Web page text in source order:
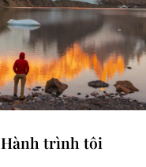
Hành trình tôi